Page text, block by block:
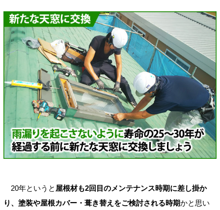
20年というと 屋根材も2回目のメンテナンス時期に差し掛か
り、塗装や屋根カバー・葺き替えをご検討される時期かと思い